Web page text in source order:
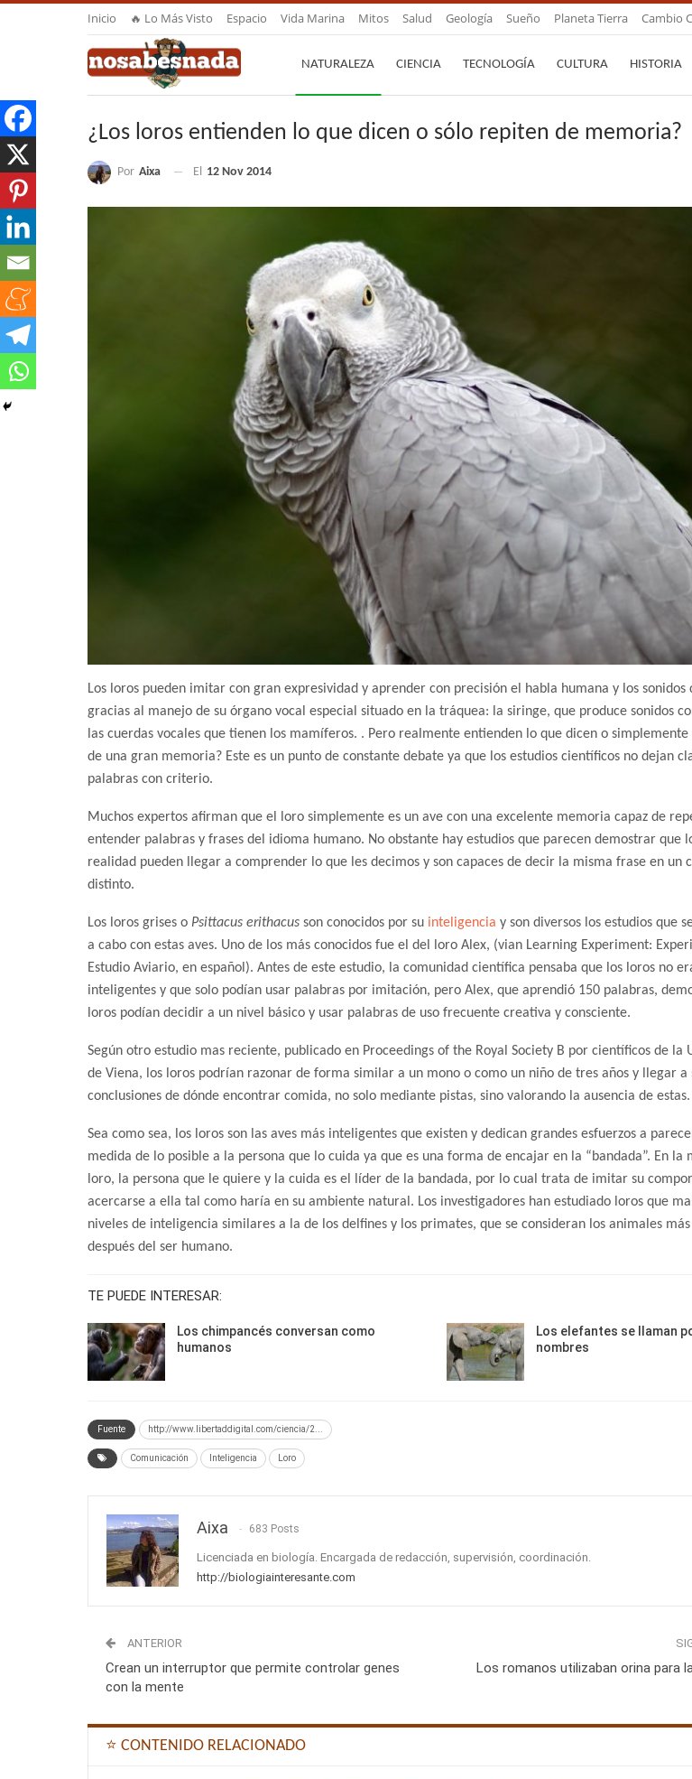
Inicio 🔥 Lo Más Visto Espacio Vida Marina Mitos Salud Geología Sueño Planeta Tierra Cambio
NATURALEZA CIENCIA TECNOLOGÍA CULTURA HISTORIA
¿Los loros entienden lo que dicen o sólo repiten de memoria?
Por Aixa El 12 Nov 2014
Los loros pueden imitar con gran expresividad y aprender con precisión el habla humana y los sonidos
gracias al manejo de su órgano vocal especial situado en la tráquea: la siringe, que produce sonidos
las cuerdas vocales que tienen los mamíferos. . Pero realmente entienden lo que dicen o simplemente
de una gran memoria? Este es un punto de constante debate ya que los estudios científicos no dejan
palabras con criterio.
Muchos expertos afirman que el loro simplemente es un ave con una excelente memoria capaz de
entender palabras y frases del idioma humano. No obstante hay estudios que parecen demostrar que
realidad pueden llegar a comprender lo que les decimos y son capaces de decir la misma frase en un
distinto.
Los loros grises o Psittacus erithacus son conocidos por su inteligencia y son diversos los estudios que
a cabo con estas aves. Uno de los más conocidos fue el del loro Alex, (vian Learning Experiment:
Estudio Aviario, en español). Antes de este estudio, la comunidad científica pensaba que los loros no
inteligentes y que solo podían usar palabras por imitación, pero Alex, que aprendió 150 palabras,
loros podían decidir a un nivel básico y usar palabras de uso frecuente creativa y consciente.
Según otro estudio mas reciente, publicado en Proceedings of the Royal Society B por científicos de la
de Viena, los loros podrían razonar de forma similar a un mono o como un niño de tres años y llegar a
conclusiones de dónde encontrar comida, no solo mediante pistas, sino valorando la ausencia de estas.
Sea como sea, los loros son las aves más inteligentes que existen y dedican grandes esfuerzos a
medida de lo posible a la persona que lo cuida ya que es una forma de encajar en la “bandada”. En la
loro, la persona que le quiere y la cuida es el líder de la bandada, por lo cual trata de imitar su
acercarse a ella tal como haría en su ambiente natural. Los investigadores han estudiado loros que
niveles de inteligencia similares a la de los delfines y los primates, que se consideran los animales
después del ser humano.
TE PUEDE INTERESAR:
Los chimpancés conversan como
humanos
Los elefantes se llaman
nombres
Fuente http://www.libertaddigital.com/ciencia/2...
Comunicación Inteligencia Loro
Aixa 683 Posts
Licenciada en biología. Encargada de redacción, supervisión, coordinación.
http://biologiainteresante.com
ANTERIOR
Crean un interruptor que permite controlar genes
con la mente
Los romanos utilizaban orina para
⭐ CONTENIDO RELACIONADO